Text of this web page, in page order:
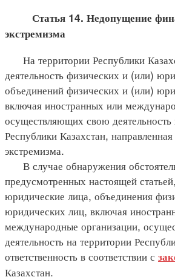
Статья 14. Недопущение
экстремизма
На территории Республики
деятельность физических и (или)
объединений физических и (или)
включая иностранных или
осуществляющих свою деятельность
Республики Казахстан,
экстремизма.
В случае обнаружения
предусмотренных настоящей
юридические лица, объединения
юридических лиц, включая
международные организации,
деятельность на территории
ответственность в соответствии с
Казахстан.